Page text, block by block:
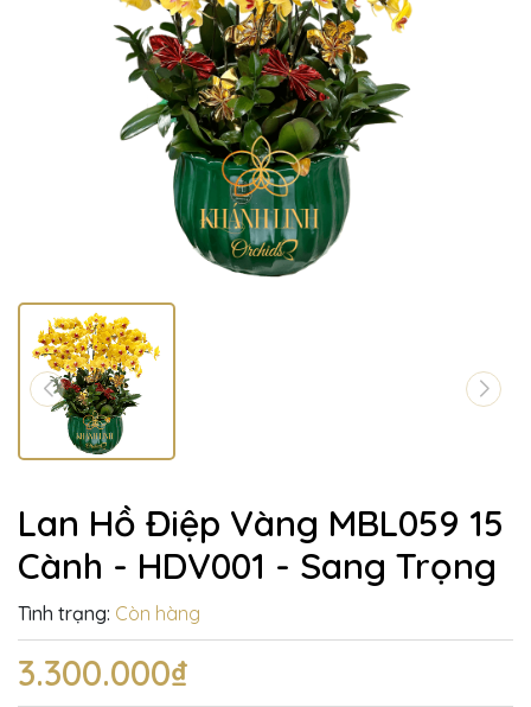
Lan Hồ Điệp Vàng MBL059 15
Cành - HDV001 - Sang Trọng
Tình trạng: Còn hàng
3.300.000₫